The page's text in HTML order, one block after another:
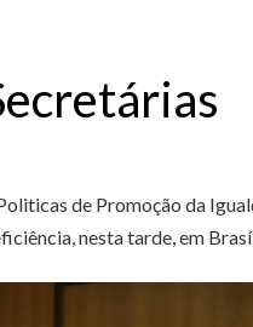
de Promoção da
nesta tarde, em